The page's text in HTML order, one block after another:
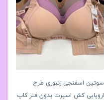
سوتین اسفنجی زنبوری طرح
اروپایی کش اسپرت بدون فنر کاپ